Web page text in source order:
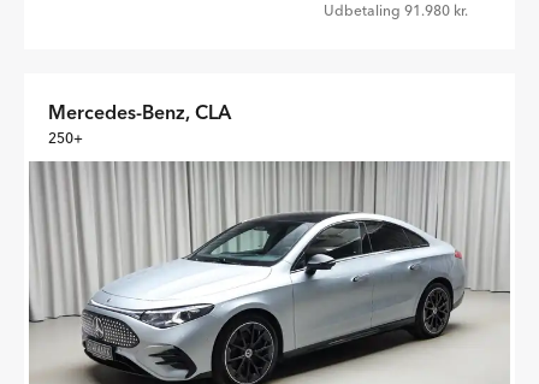
Udbetaling 91.980 kr.
Mercedes-Benz, CLA
250+